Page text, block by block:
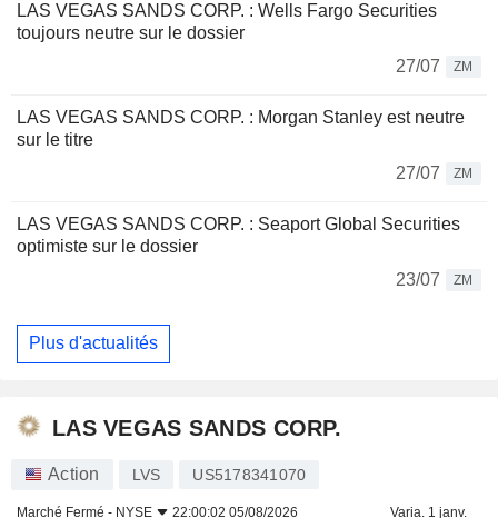
LAS VEGAS SANDS CORP. : Wells Fargo Securities
toujours neutre sur le dossier
27/07
ZM
LAS VEGAS SANDS CORP. : Morgan Stanley est neutre
sur le titre
27/07
ZM
LAS VEGAS SANDS CORP. : Seaport Global Securities
optimiste sur le dossier
23/07
ZM
Plus d'actualités
LAS VEGAS SANDS CORP.
Action LVS US5178341070
Marché Fermé - NYSE 22:00:02 05/08/2026 Varia. 1 janv.